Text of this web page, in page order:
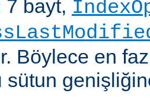
7 bayt,
Böylece en
sütun